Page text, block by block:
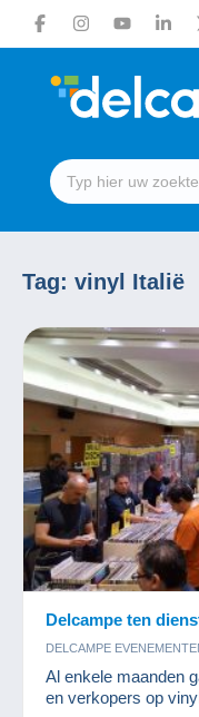
Tag: vinyl Italië
Delcampe ten
DELCAMPE
Al enkele maanden
en verkopers op